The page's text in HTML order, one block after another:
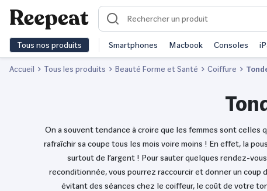
Tous nos produits Smartphones Macbook Consoles
Accueil Tous les produits Beauté Forme et Santé Coiffure
On a souvent tendance à croire que les femmes sont celles
rafraîchir sa coupe tous les mois voire moins ! En effet, la
surtout de l’argent ! Pour sauter quelques rendez-
reconditionnée, vous pourrez raccourcir et donner un coup
évitant des séances chez le coiffeur, le coût de votre